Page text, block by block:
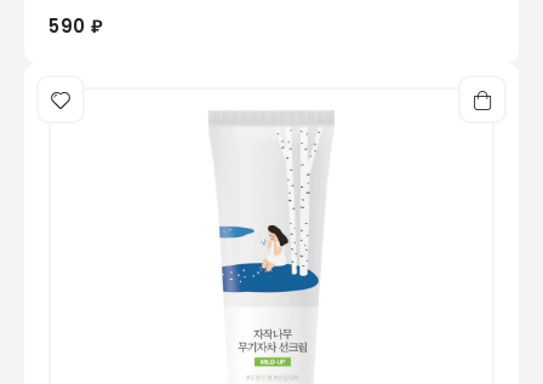
590 ₽